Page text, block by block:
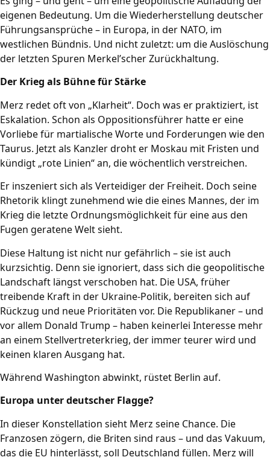
eigenen Bedeutung. Um die Wiederherstellung deutscher
Führungsansprüche – in Europa, in der NATO, im
westlichen Bündnis. Und nicht zuletzt: um die Auslöschung
der letzten Spuren Merkel’scher Zurückhaltung.
Der Krieg als Bühne für Stärke
Merz redet oft von „Klarheit“. Doch was er praktiziert, ist
Eskalation. Schon als Oppositionsführer hatte er eine
Vorliebe für martialische Worte und Forderungen wie den
Taurus. Jetzt als Kanzler droht er Moskau mit Fristen und
kündigt „rote Linien“ an, die wöchentlich verstreichen.
Er inszeniert sich als Verteidiger der Freiheit. Doch seine
Rhetorik klingt zunehmend wie die eines Mannes, der im
Krieg die letzte Ordnungsmöglichkeit für eine aus den
Fugen geratene Welt sieht.
Diese Haltung ist nicht nur gefährlich – sie ist auch
kurzsichtig. Denn sie ignoriert, dass sich die geopolitische
Landschaft längst verschoben hat. Die USA, früher
treibende Kraft in der Ukraine-Politik, bereiten sich auf
Rückzug und neue Prioritäten vor. Die Republikaner – und
vor allem Donald Trump – haben keinerlei Interesse mehr
an einem Stellvertreterkrieg, der immer teurer wird und
keinen klaren Ausgang hat.
Während Washington abwinkt, rüstet Berlin auf.
Europa unter deutscher Flagge?
In dieser Konstellation sieht Merz seine Chance. Die
Franzosen zögern, die Briten sind raus – und das Vakuum,
das die EU hinterlässt, soll Deutschland füllen. Merz will